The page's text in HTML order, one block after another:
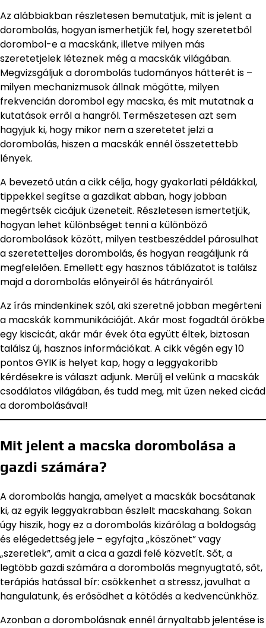
Az alábbiakban részletesen bemutatjuk, mit is jelent a
dorombolás, hogyan ismerhetjük fel, hogy szeretetből
dorombol-e a macskánk, illetve milyen más
szeretetjelek léteznek még a macskák világában.
Megvizsgáljuk a dorombolás tudományos hátterét is –
milyen mechanizmusok állnak mögötte, milyen
frekvencián dorombol egy macska, és mit mutatnak a
kutatások erről a hangról. Természetesen azt sem
hagyjuk ki, hogy mikor nem a szeretetet jelzi a
dorombolás, hiszen a macskák ennél összetettebb
lények.
A bevezető után a cikk célja, hogy gyakorlati példákkal,
tippekkel segítse a gazdikat abban, hogy jobban
megértsék cicájuk üzeneteit. Részletesen ismertetjük,
hogyan lehet különbséget tenni a különböző
dorombolások között, milyen testbeszéddel párosulhat
a szeretetteljes dorombolás, és hogyan reagáljunk rá
megfelelően. Emellett egy hasznos táblázatot is találsz
majd a dorombolás előnyeiről és hátrányairól.
Az írás mindenkinek szól, aki szeretné jobban megérteni
a macskák kommunikációját. Akár most fogadtál örökbe
egy kiscicát, akár már évek óta együtt éltek, biztosan
találsz új, hasznos információkat. A cikk végén egy 10
pontos GYIK is helyet kap, hogy a leggyakoribb
kérdésekre is választ adjunk. Merülj el velünk a macskák
csodálatos világában, és tudd meg, mit üzen neked cicád
a dorombolásával!
Mit jelent a macska dorombolása a
gazdi számára?
A dorombolás hangja, amelyet a macskák bocsátanak
ki, az egyik leggyakrabban észlelt macskahang. Sokan
úgy hiszik, hogy ez a dorombolás kizárólag a boldogság
és elégedettség jele – egyfajta „köszönet” vagy
„szeretlek”, amit a cica a gazdi felé közvetít. Sőt, a
legtöbb gazdi számára a dorombolás megnyugtató, sőt,
terápiás hatással bír: csökkenhet a stressz, javulhat a
hangulatunk, és erősödhet a kötődés a kedvencünkhöz.
Azonban a dorombolásnak ennél árnyaltabb jelentése is